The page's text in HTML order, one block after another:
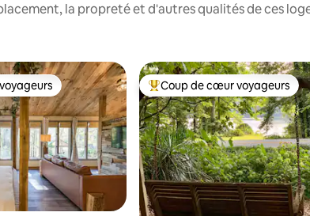
la propreté et d'autres qualités de ces
parmi les plus aimés Coup de cœur voyageurs
Coup de cœur voyageurs